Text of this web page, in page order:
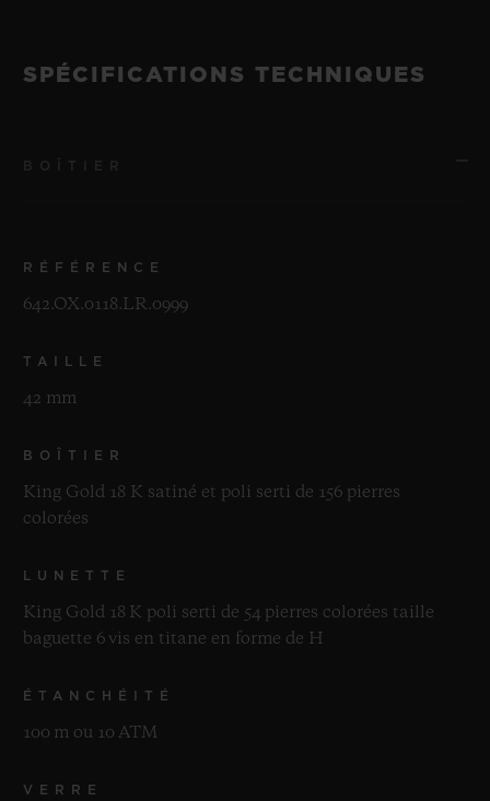
SPÉCIFICATIONS TECHNIQUES
RÉFÉRENCE
642.OX.0118.LR.0999
TAILLE
42 mm
BOÎTIER
King Gold 18 K satiné et poli serti de 156 pierres
colorées
LUNETTE
King Gold 18 K poli serti de 54 pierres colorées taille
baguette 6 vis en titane en forme de H
ÉTANCHÉITÉ
100 m ou 10 ATM
VERRE